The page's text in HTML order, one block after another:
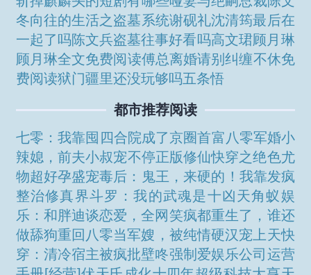
冬向往的生活之盗墓系统谢砚礼沈清筠最后在
一起了吗陈文兵盗墓往事好看吗高文珺顾月琳
顾月琳全文免费阅读傅总离婚请别纠缠不休免
费阅读狱门疆里还没玩够吗五条悟
都市推荐阅读
七零：我靠囤四合院成了京圈首富 八零军婚小
辣媳，前夫小叔宠不停正版修仙快穿之绝色尤
物超好孕盛宠毒后：鬼王，来硬的！ 我靠发疯
整治修真界斗罗：我的武魂是十凶天角蚁娱
乐：和胖迪谈恋爱，全网笑疯都重生了，谁还
做舔狗重回八零当军嫂，被纯情硬汉宠上天快
穿：清冷宿主被疯批壁咚强制爱娱乐公司运营